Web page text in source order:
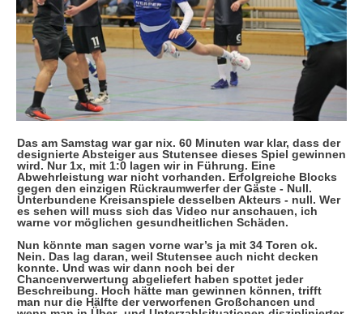
Das am Samstag war gar nix. 60 Minuten war klar, dass der
designierte Absteiger aus Stutensee dieses Spiel gewinnen
wird. Nur 1x, mit 1:0 lagen wir in Führung. Eine
Abwehrleistung war nicht vorhanden. Erfolgreiche Blocks
gegen den einzigen Rückraumwerfer der Gäste - Null.
Unterbundene Kreisanspiele desselben Akteurs - null. Wer
es sehen will muss sich das Video nur anschauen, ich
warne vor möglichen gesundheitlichen Schäden.
Nun könnte man sagen vorne war’s ja mit 34 Toren ok.
Nein. Das lag daran, weil Stutensee auch nicht decken
konnte. Und was wir dann noch bei der
Chancenverwertung abgeliefert haben spottet jeder
Beschreibung. Hoch hätte man gewinnen können, trifft
man nur die Hälfte der verworfenen Großchancen und